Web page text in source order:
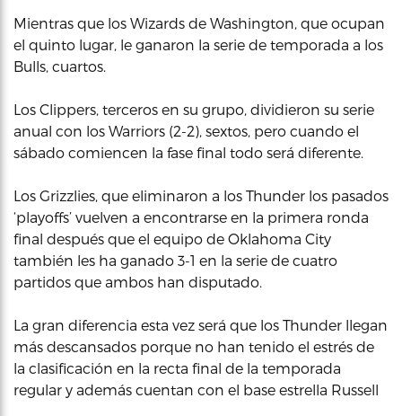
Mientras que los Wizards de Washington, que ocupan
el quinto lugar, le ganaron la serie de temporada a los
Bulls, cuartos.
Los Clippers, terceros en su grupo, dividieron su serie
anual con los Warriors (2-2), sextos, pero cuando el
sábado comiencen la fase final todo será diferente.
Los Grizzlies, que eliminaron a los Thunder los pasados
‘playoffs’ vuelven a encontrarse en la primera ronda
final después que el equipo de Oklahoma City
también les ha ganado 3-1 en la serie de cuatro
partidos que ambos han disputado.
La gran diferencia esta vez será que los Thunder llegan
más descansados porque no han tenido el estrés de
la clasificación en la recta final de la temporada
regular y además cuentan con el base estrella Russell